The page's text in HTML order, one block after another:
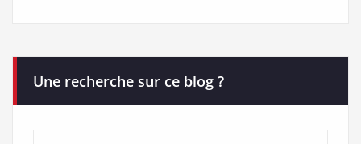
Une recherche sur ce blog ?